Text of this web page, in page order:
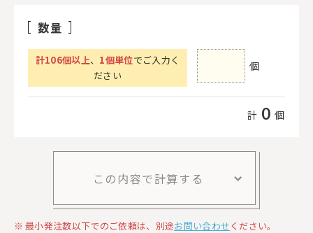
数量
計106個以上、 1個単位でご入力く
ださい
個
計 0 個
この内容で計算する
最小発注数以下でのご依頼は、別途お問い合わせください。